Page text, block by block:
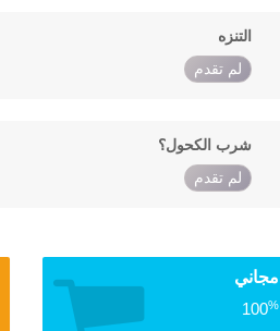
التنزه
لم تقدم
شرب الكحول؟
لم تقدم
مجاني
100%